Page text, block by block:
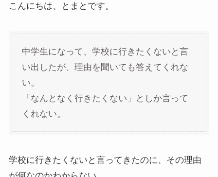
こんにちは、とまとです。
中学生になって、学校に行きたくないと言
い出したが、理由を聞いても答えてくれな
い。
「なんとなく行きたくない」としか言って
くれない。
学校に行きたくないと言ってきたのに、その理由